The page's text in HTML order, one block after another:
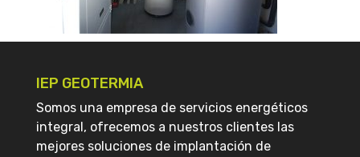
IEP GEOTERMIA
Somos una empresa de servicios energéticos
integral, ofrecemos a nuestros clientes las
mejores soluciones de implantación de